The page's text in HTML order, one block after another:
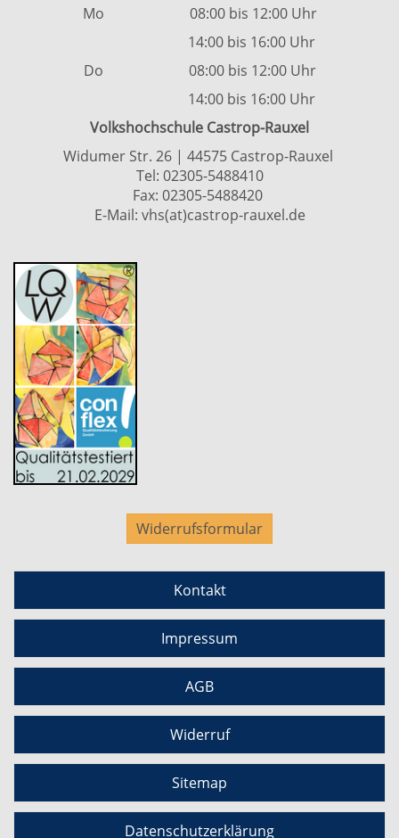
Mo 08:00 bis 12:00 Uhr
14:00 bis 16:00 Uhr
Do 08:00 bis 12:00 Uhr
14:00 bis 16:00 Uhr
Volkshochschule Castrop-Rauxel
Widumer Str. 26 | 44575 Castrop-Rauxel
Tel: 02305-5488410
Fax: 02305-5488420
E-Mail: vhs(at)castrop-rauxel.de
Widerrufsformular
Kontakt
Impressum
AGB
Widerruf
Sitemap
Datenschutzerklärung